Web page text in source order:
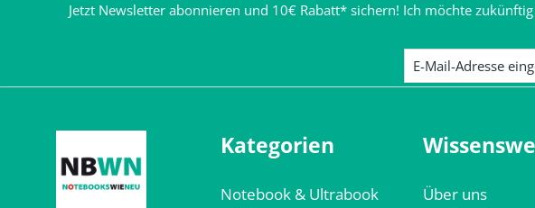
Jetzt Newsletter abonnieren und 10€ Rabatt* sichern! Ich möchte
Kategorien
Notebook & Ultrabook
Über uns